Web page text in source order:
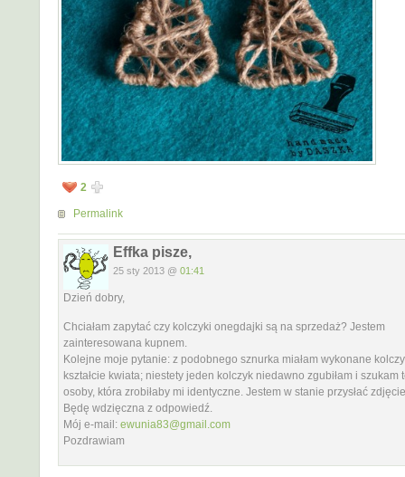
2
Permalink
Effka pisze,
25 sty 2013 @ 01:41
Dzień dobry,
Chciałam zapytać czy kolczyki onegdajki są na sprzedaż? Jestem
zainteresowana kupnem.
Kolejne moje pytanie: z podobnego sznurka miałam wykonane
kształcie kwiata; niestety jeden kolczyk niedawno zgubiłam i szukam
osoby, która zrobiłaby mi identyczne. Jestem w stanie przysłać
Będę wdzięczna z odpowiedź.
Mój e-mail: ewunia83@gmail.com
Pozdrawiam